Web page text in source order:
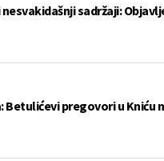
sadržaji:
Betulićevi pregovori u